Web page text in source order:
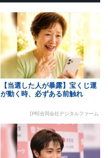
【当選した人が暴露】宝くじ運
が動く時、必ずある前触れ
[PR]合同会社デジタルファーム